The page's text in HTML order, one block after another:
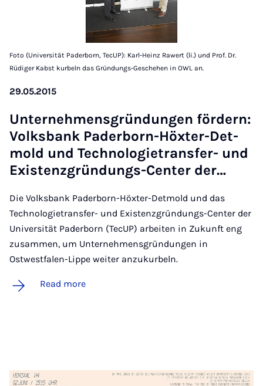
Foto (Universität Paderborn, TecUP): Karl-Heinz Rawert (li.) und Prof. Dr.
Rüdiger Kabst kurbeln das Gründungs-Geschehen in OWL an.
29.05.2015
Un­ternehmens­gründun­gen fördern:
Volks­bank Pader­born-Höx­ter-Det­
mold und Tech­no­lo­gi­etrans­fer- und
Ex­isten­zgründungs-Cen­ter der…
Die Volksbank Paderborn-Höxter-Detmold und das
Technologietransfer- und Existenzgründungs-Center der
Universität Paderborn (TecUP) arbeiten in Zukunft eng
zusammen, um Unternehmensgründungen in
Ostwestfalen-Lippe weiter anzukurbeln.
Read more